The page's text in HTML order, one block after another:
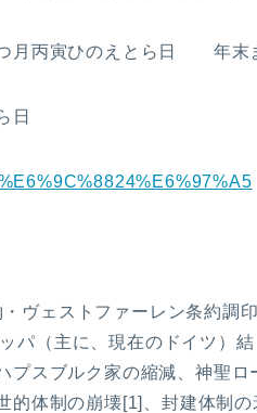
月丙寅ひのえとら日 年末
日
ヴェストファーレン条約調
パ（主に、現在のドイツ）
スブルク家の縮減、神聖ロ
的体制の崩壊[1]、封建体制